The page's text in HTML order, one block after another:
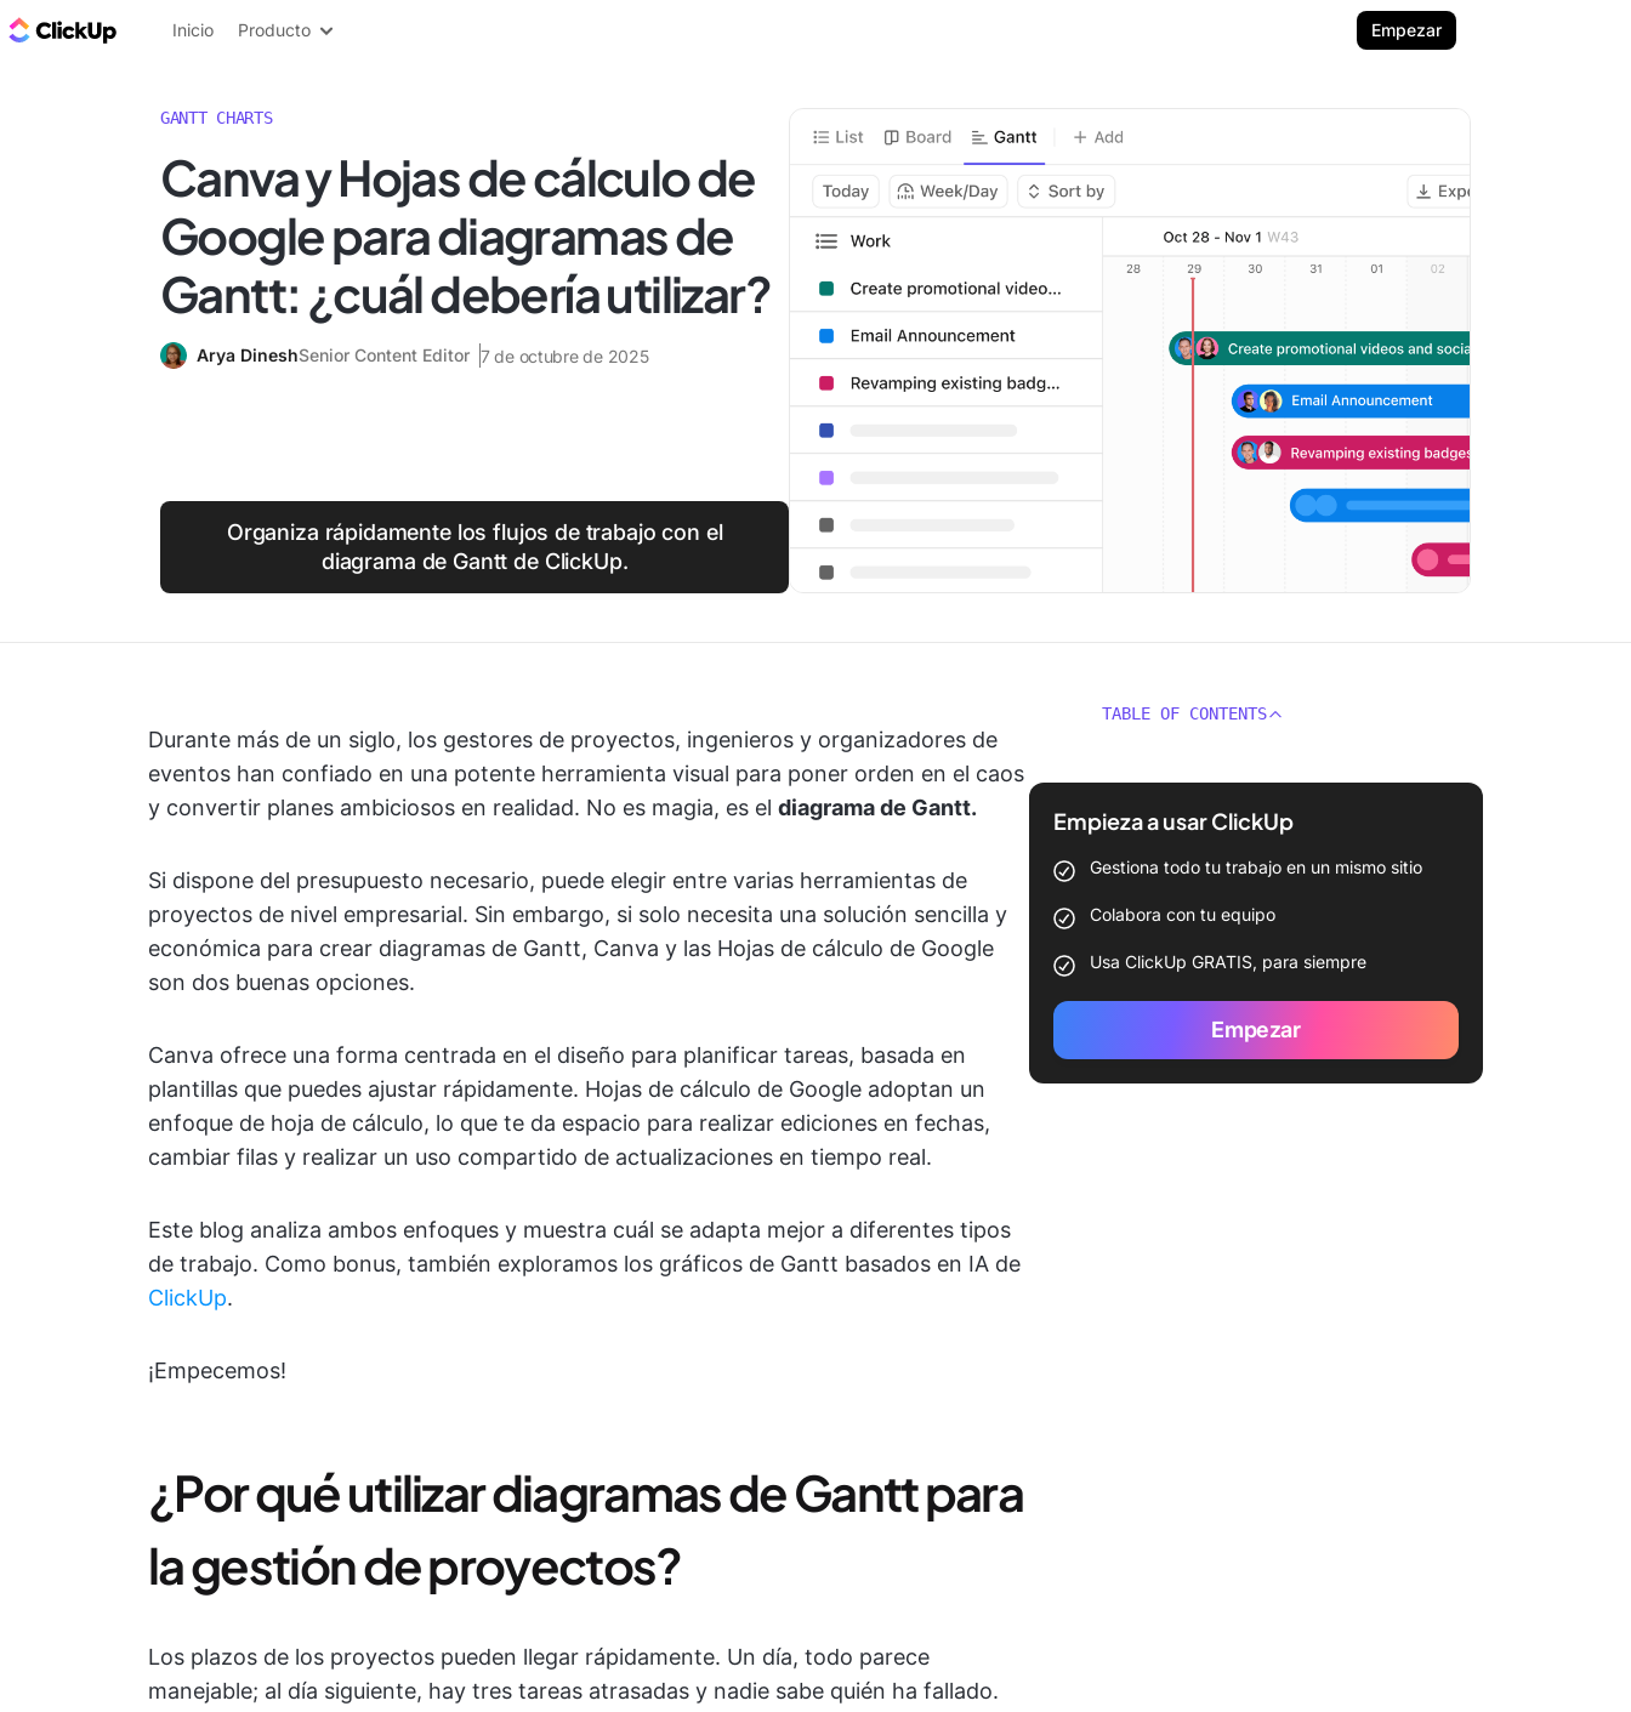
ClickUp Blog
Inicio Producto Empezar
GANTT CHARTS
Canva y Hojas de cálculo de
Google para diagramas de
Gantt: ¿cuál debería utilizar?
Arya DineshSenior Content Editor 7 de octubre de 2025
Organiza rápidamente los flujos de trabajo con el
diagrama de Gantt de ClickUp.
Durante más de un siglo, los gestores de proyectos, ingenieros y organizadores de
eventos han confiado en una potente herramienta visual para poner orden en el caos
y convertir planes ambiciosos en realidad. No es magia, es el diagrama de Gantt.
Si dispone del presupuesto necesario, puede elegir entre varias herramientas de
proyectos de nivel empresarial. Sin embargo, si solo necesita una solución sencilla y
económica para crear diagramas de Gantt, Canva y las Hojas de cálculo de Google
son dos buenas opciones.
Canva ofrece una forma centrada en el diseño para planificar tareas, basada en
plantillas que puedes ajustar rápidamente. Hojas de cálculo de Google adoptan un
enfoque de hoja de cálculo, lo que te da espacio para realizar ediciones en fechas,
cambiar filas y realizar un uso compartido de actualizaciones en tiempo real.
Este blog analiza ambos enfoques y muestra cuál se adapta mejor a diferentes tipos
de trabajo. Como bonus, también exploramos los gráficos de Gantt basados en IA de
ClickUp.
¡Empecemos!
¿Por qué utilizar diagramas de Gantt para
la gestión de proyectos?
Los plazos de los proyectos pueden llegar rápidamente. Un día, todo parece
manejable; al día siguiente, hay tres tareas atrasadas y nadie sabe quién ha fallado.
TABLE OF CONTENTS
Empieza a usar ClickUp
Gestiona todo tu trabajo en un mismo sitio
Colabora con tu equipo
Usa ClickUp GRATIS, para siempre
Empezar